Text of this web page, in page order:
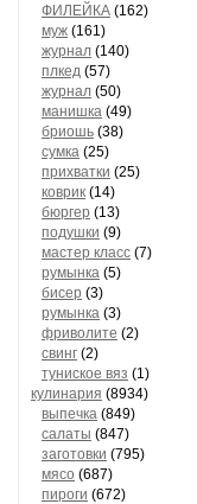
ФИЛЕЙКА (162)
муж (161)
журнал (140)
плкед (57)
журнал (50)
манишка (49)
бриошь (38)
сумка (25)
прихватки (25)
коврик (14)
бюргер (13)
подушки (9)
мастер класс (7)
румынка (5)
бисер (3)
румынка (3)
фриволите (2)
свинг (2)
туниское вяз (1)
кулинария (8934)
выпечка (849)
салаты (847)
заготовки (795)
мясо (687)
пироги (672)